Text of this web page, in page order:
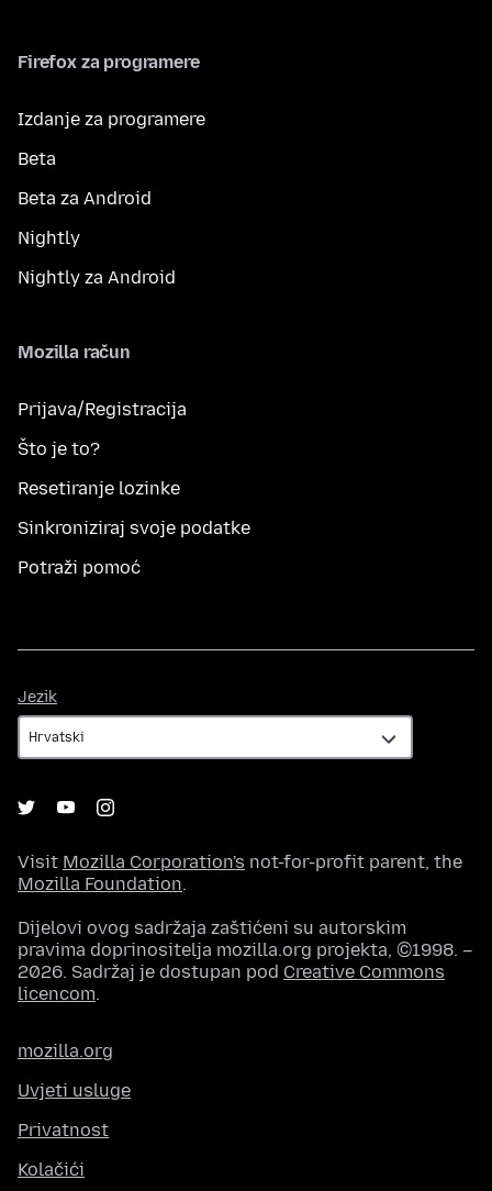
Firefox za programere
Izdanje za programere
Beta
Beta za Android
Nightly
Nightly za Android
Mozilla račun
Prijava/Registracija
Što je to?
Resetiranje lozinke
Sinkroniziraj svoje podatke
Potraži pomoć
Jezik
Visit Mozilla Corporation's not-for-profit parent, the
Mozilla Foundation.
Dijelovi ovog sadržaja zaštićeni su autorskim
pravima doprinositelja mozilla.org projekta, ©1998. –
2026. Sadržaj je dostupan pod Creative Commons
licencom.
mozilla.org
Uvjeti usluge
Privatnost
Kolačići